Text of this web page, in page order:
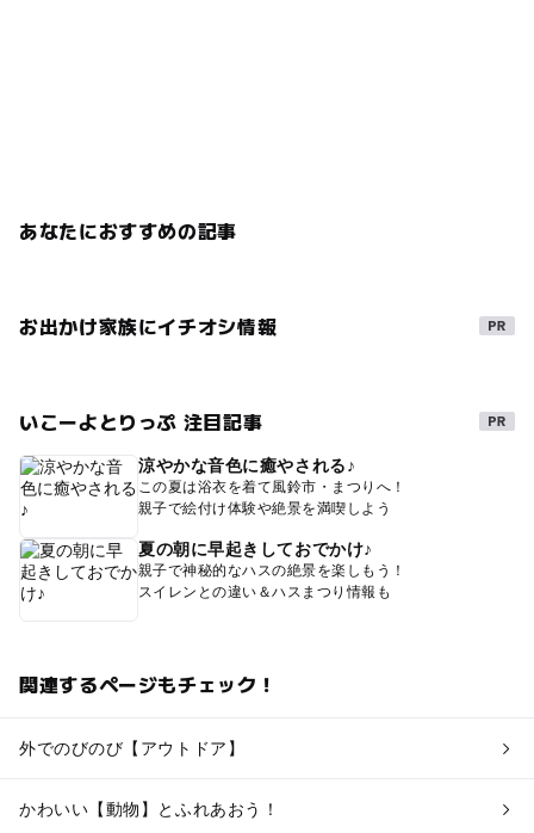
あなたにおすすめの記事
お出かけ家族にイチオシ情報
いこーよとりっぷ 注目記事
涼やかな音色に癒やされる♪
この夏は浴衣を着て風鈴市・まつりへ！
親子で絵付け体験や絶景を満喫しよう
夏の朝に早起きしておでかけ♪
親子で神秘的なハスの絶景を楽しもう！
スイレンとの違い＆ハスまつり情報も
関連するページもチェック！
外でのびのび【アウトドア】
かわいい【動物】とふれあおう！